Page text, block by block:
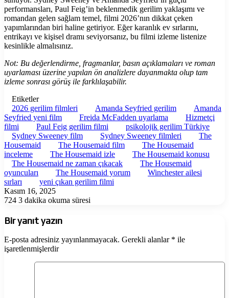
performansları, Paul Feig’in beklenmedik gerilim yaklaşımı ve
romandan gelen sağlam temel, filmi 2026’nın dikkat çeken
yapımlarından biri haline getiriyor. Eğer karanlık ev sırlarını,
entrikayı ve kişisel dramı seviyorsanız, bu filmi izleme listenize
kesinlikle almalısınız.
Not: Bu değerlendirme, fragmanlar, basın açıklamaları ve roman
uyarlaması üzerine yapılan ön analizlere dayanmakta olup tam
izleme sonrası görüş ile farklılaşabilir.
Etiketler
2026 gerilim filmleri
Amanda Seyfried gerilim
Amanda
Seyfried yeni film
Freida McFadden uyarlama
Hizmetçi
filmi
Paul Feig gerilim filmi
psikolojik gerilim Türkiye
Sydney Sweeney film
Sydney Sweeney filmleri
The
Housemaid
The Housemaid film
The Housemaid
inceleme
The Housemaid izle
The Housemaid konusu
The Housemaid ne zaman çıkacak
The Housemaid
oyuncuları
The Housemaid yorum
Winchester ailesi
sırları
yeni çıkan gerilim filmi
Kasım 16, 2025
724 3 dakika okuma süresi
Bir yanıt yazın
E-posta adresiniz yayınlanmayacak. Gerekli alanlar * ile
işaretlenmişlerdir